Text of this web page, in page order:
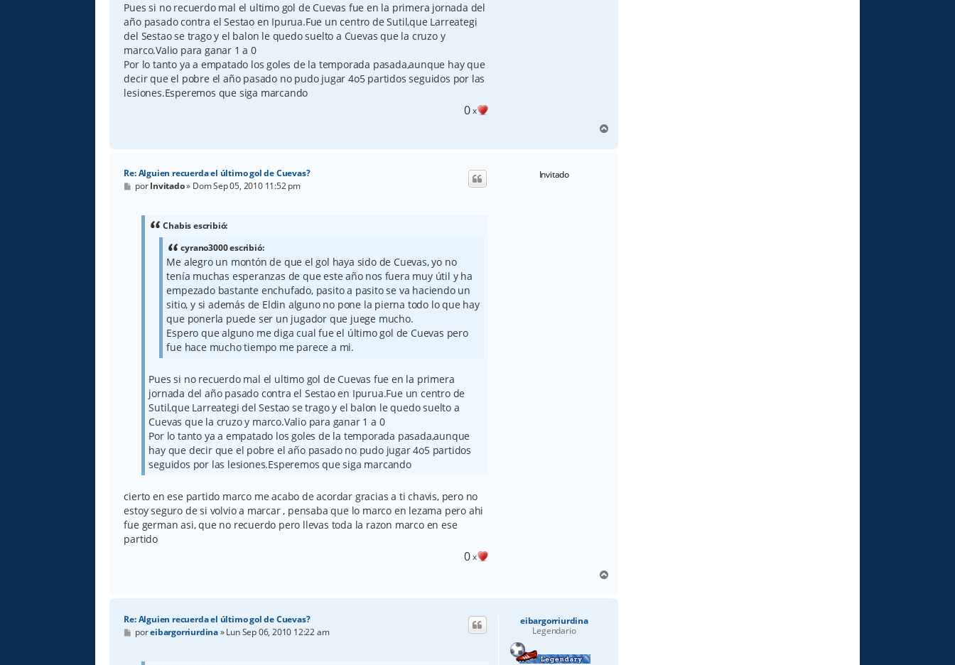
Pues si no recuerdo mal el ultimo gol de Cuevas fue en la primera jornada del
año pasado contra el Sestao en Ipurua.Fue un centro de Sutil,que Larreategi
del Sestao se trago y el balon le quedo suelto a Cuevas que la cruzo y
marco.Valio para ganar 1 a 0
Por lo tanto ya a empatado los goles de la temporada pasada,aunque hay que
decir que el pobre el año pasado no pudo jugar 4o5 partidos seguidos por las
lesiones.Esperemos que siga marcando
0x
r
Invitado
Re: Alguien recuerda el último gol de Cuevas?
M
e
porInvitado» Dom Sep 05, 2010 11:52 pm
Chabis escribió:
cyrano3000 escribió:
Me alegro un montón de que el gol haya sido de Cuevas, yo no
tenía muchas esperanzas de que este año nos fuera muy útil y ha
empezado bastante enchufado, pasito a pasito se va haciendo un
sitio, y si además de Eldin alguno no pone la pierna todo lo que hay
que ponerla puede ser un jugador que juege mucho.
Espero que alguno me diga cual fue el último gol de Cuevas pero
fue hace mucho tiempo me parece a mi.
Pues si no recuerdo mal el ultimo gol de Cuevas fue en la primera
jornada del año pasado contra el Sestao en Ipurua.Fue un centro de
Sutil,que Larreategi del Sestao se trago y el balon le quedo suelto a
Cuevas que la cruzo y marco.Valio para ganar 1 a 0
Por lo tanto ya a empatado los goles de la temporada pasada,aunque
hay que decir que el pobre el año pasado no pudo jugar 4o5 partidos
seguidos por las lesiones.Esperemos que siga marcando
cierto en ese partido marco me acabo de acordar gracias a ti chavis, pero no
estoy seguro de si volvio a marcar , pensaba que lo marco en lezama pero ahi
fue german asi, que no recuerdo pero llevas toda la razon marco en ese
partido
0x
r
eibargorriurdina
Legendario
Re: Alguien recuerda el último gol de Cuevas?
M
e
poreibargorriurdina»Lun Sep 06, 2010 12:22 am